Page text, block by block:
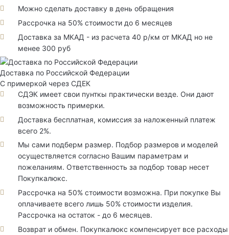
Можно сделать доставку в день обращения
Рассрочка на 50% стоимости до 6 месяцев
Доставка за МКАД - из расчета 40 р/км от МКАД но не
менее 300 руб
Доставка по Российской Федерации
С примеркой через СДЕК
СДЭК имеет свои пунткы практически везде. Они дают
возможность примерки.
Доставка бесплатная, комиссия за наложенный платеж
всего 2%.
Мы сами подберм размер. Подбор размеров и моделей
осуществляется согласно Вашим параметрам и
пожеланиям. Ответственность за подбор товар несет
Покупкалюкс.
Рассрочка на 50% стоимости возможна. При покупке Вы
оплачиваете всего лишь 50% стоимости изделия.
Рассрочка на остаток - до 6 месяцев.
Возврат и обмен. Покупкалюкс компенсирует все расходы